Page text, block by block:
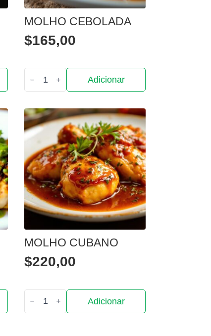
MOLHO CEBOLADA
$165,00
Quantidade
de
Molho
Adicionar
MOLHO CUBANO
$220,00
Quantidade
de
Molho
Adicionar